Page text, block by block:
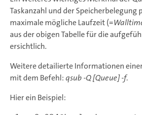
Taskanzahl und der Speicherbelegung
maximale mögliche Laufzeit (=
aus der obigen Tabelle für die
ersichtlich.
Weitere detailierte Informationen
mit dem Befehl:qsub -Q [Queue] -f.
Hier ein Beispiel: